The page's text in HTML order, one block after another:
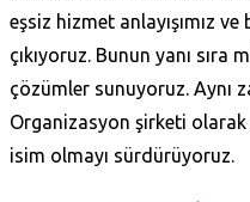
eşsiz hizmet anlayışımız
çıkıyoruz. Bunun yanı
çözümler sunuyoruz. Aynı
Organizasyon şirketi
isim olmayı sürdürüyoruz.